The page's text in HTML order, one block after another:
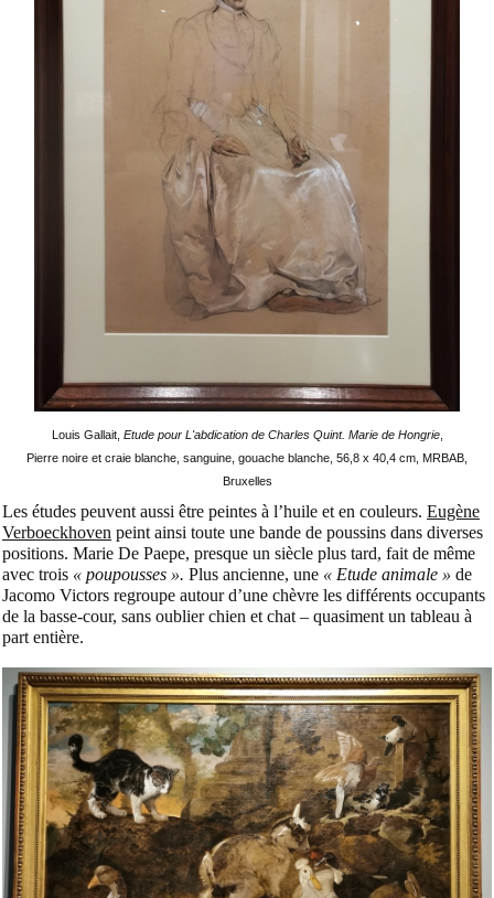
Louis Gallait, Etude pour L'abdication de Charles Quint. Marie de Hongrie,
Pierre noire et craie blanche, sanguine, gouache blanche, 56,8 x 40,4 cm, MRBAB,
Bruxelles
Les études peuvent aussi être peintes à l’huile et en couleurs. Eugène
Verboeckhoven peint ainsi toute une bande de poussins dans diverses
positions. Marie De Paepe, presque un siècle plus tard, fait de même
avec trois « poupousses ». Plus ancienne, une « Etude animale » de
Jacomo Victors regroupe autour d’une chèvre les différents occupants
de la basse-cour, sans oublier chien et chat – quasiment un tableau à
part entière.